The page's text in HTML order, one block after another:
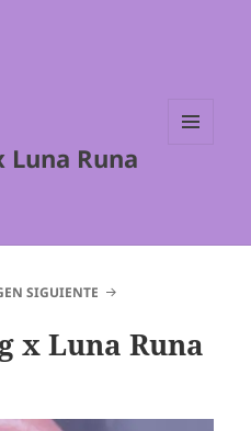
Runa
SIGUIENTE
x Luna Runa